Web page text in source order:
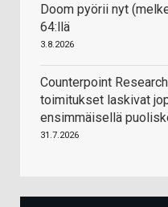
Doom pyörii nyt
64:llä
3.8.2026
Counterpoint
toimitukset laskivat
ensimmäisellä
31.7.2026